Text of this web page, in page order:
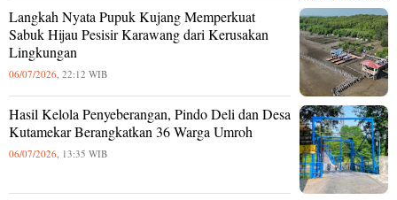
Langkah Nyata Pupuk Kujang Memperkuat
Sabuk Hijau Pesisir Karawang dari Kerusakan
Lingkungan
06/07/2026, 22:12 WIB
Hasil Kelola Penyeberangan, Pindo Deli dan Desa
Kutamekar Berangkatkan 36 Warga Umroh
06/07/2026, 13:35 WIB